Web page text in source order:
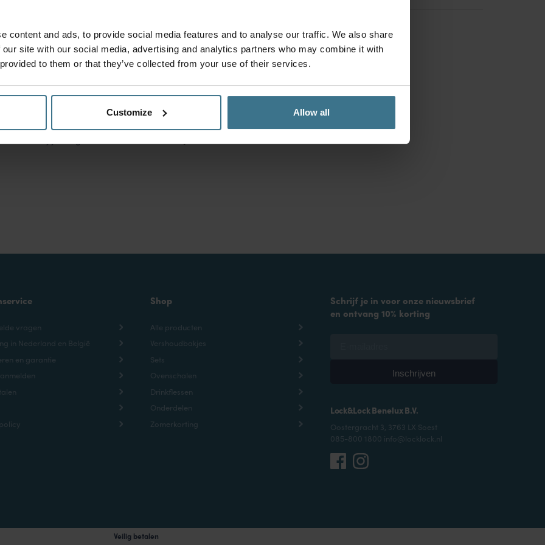
content and ads, to provide social media features and to analyse our traffic. We also share
site with our social media, advertising and analytics partners who may combine it with
to them or that they’ve collected from your use of their services.
Customize Allow all
je een nieuwe
losse onderdelen voor
gebruik maken van je
dat jij nodig hebt er
vragen
in Nederland en België
en garantie
Shop
Alle producten
Vershoudbakjes
Sets
Ovenschalen
Drinkflessen
Onderdelen
Zomerkorting
Schrijf je in voor onze nieuwsbrief
en ontvang 10% korting
Lock&Lock Benelux B.V.
Oostergracht 3, 3763 LX Soest
085-800 1800 info@locklock.nl
Veilig betalen